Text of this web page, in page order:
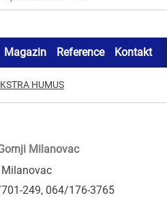
Magazin Reference Kontakt
HUMUS
Milanovac
Milanovac
249, 064/176-3765